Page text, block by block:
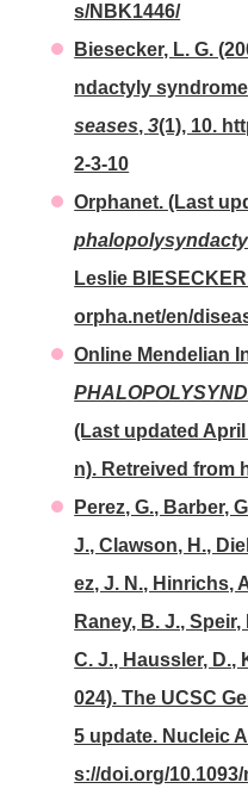
s/NBK1446/
Biesecker, L. G.
ndactyly
seases,3(1), 10.
2-3-10
Orphanet. (Last
Leslie
orpha.net/en/
Online Mendelian
(Last updated
n). Retreived from
Perez, G., Barber,
J., Clawson, H.,
ez, J. N., Hinrichs,
Raney, B. J.,
C. J., Haussler, D.,
024). The UCSC
5 update. Nucleic
s://doi.org/